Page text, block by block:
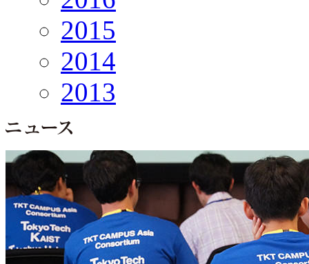
2015
2014
2013